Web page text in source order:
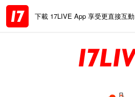
下載 17LIVE App 享受更直接互動